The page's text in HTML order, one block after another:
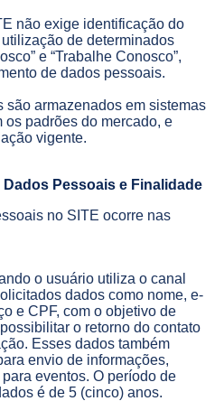
não exige identificação do
de determinados
e “Trabalhe Conosco”,
de dados pessoais.
são armazenados em sistemas
padrões do mercado, e
vigente.
Pessoais e Finalidade
no SITE ocorre nas
o usuário utiliza o canal
dados como nome, e-
e CPF, com o objetivo de
o retorno do contato
Esses dados também
envio de informações,
eventos. O período de
é de 5 (cinco) anos.